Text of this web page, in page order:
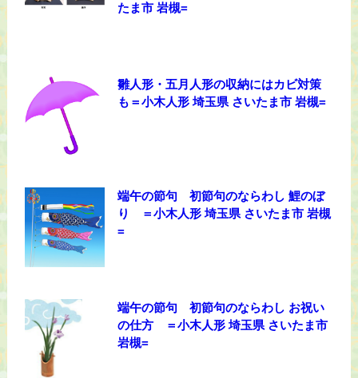
たま市 岩槻=
雛人形・五月人形の収納にはカビ対策
も＝小木人形 埼玉県 さいたま市 岩槻=
端午の節句 初節句のならわし 鯉のぼ
り ＝小木人形 埼玉県 さいたま市 岩槻
=
端午の節句 初節句のならわし お祝い
の仕方 ＝小木人形 埼玉県 さいたま市
岩槻=